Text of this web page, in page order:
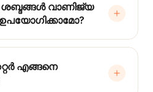
ശബ്ദങ്ങൾ വാണിജ്യ
എങ്ങനെ